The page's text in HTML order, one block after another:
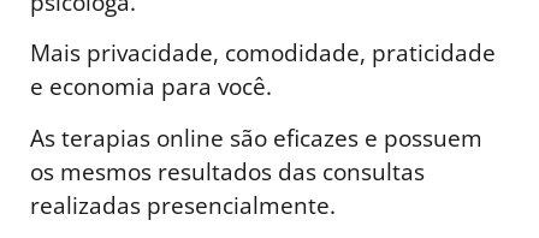
Mais privacidade, comodidade, praticidade
e economia para você.
As terapias online são eficazes e possuem
os mesmos resultados das consultas
realizadas presencialmente.